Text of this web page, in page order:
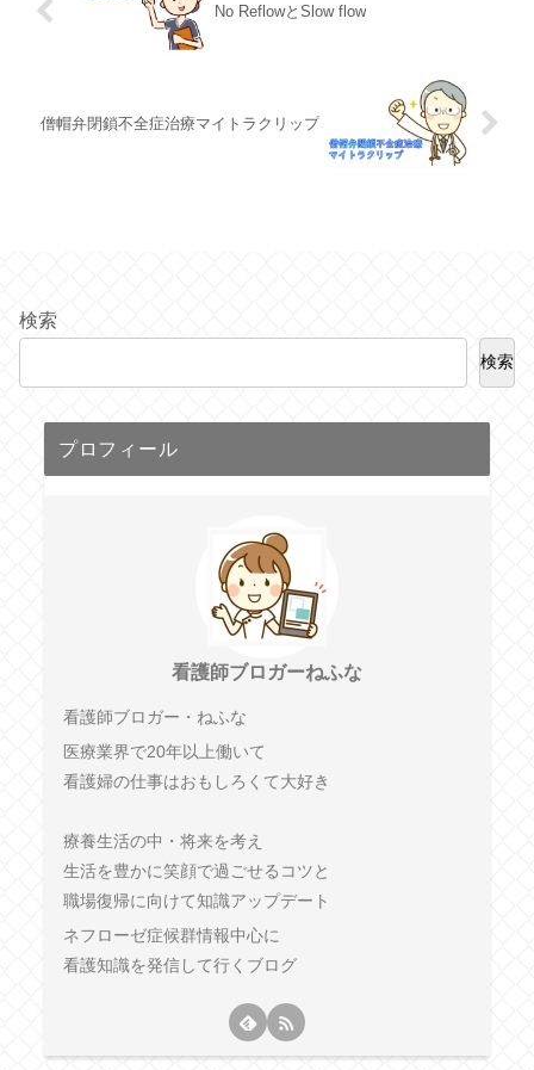
No ReflowとSlow flow
僧帽弁閉鎖不全症治療マイトラクリップ
検索
検索
プロフィール
看護師ブロガーねふな
看護師ブロガー・ねふな
医療業界で20年以上働いて
看護婦の仕事はおもしろくて大好き
療養生活の中・将来を考え
生活を豊かに笑顔で過ごせるコツと
職場復帰に向けて知識アップデート
ネフローゼ症候群情報中心に
看護知識を発信して行くブログ